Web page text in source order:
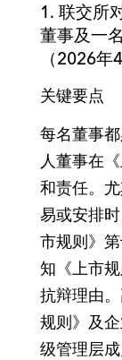
1. 联交所
董事及一
（2026年
关键要点
每名董事
人董事在
和责任。
易或安排
市规则》
知《上市
抗辩理由
规则》及
级管理层